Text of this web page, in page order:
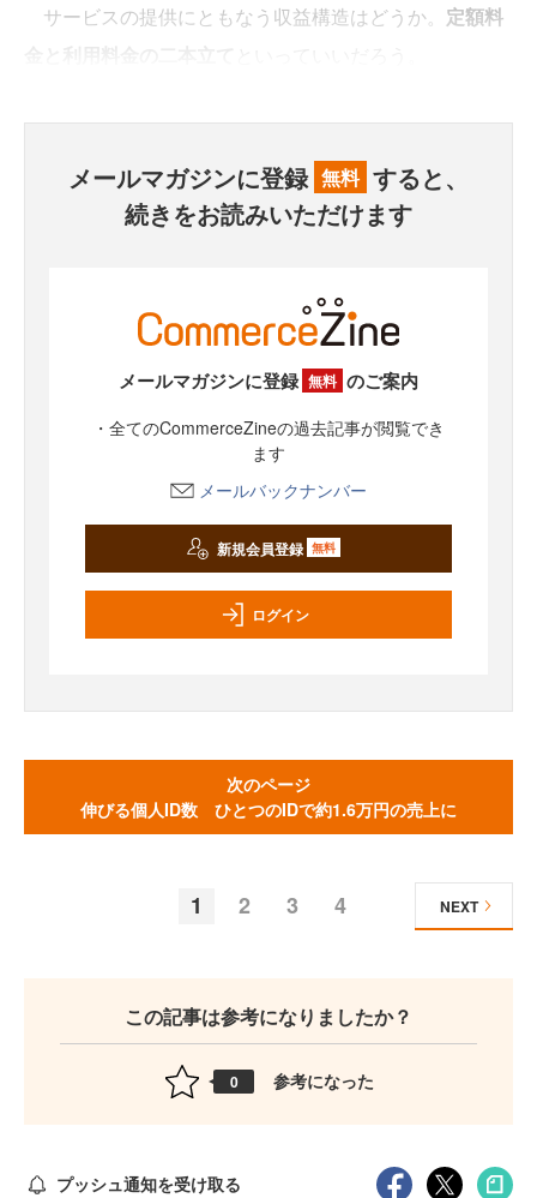
サービスの提供にともなう収益構造はどうか。 定額料
メールマガジンに登録 無料 すると、
続きをお読みいただけます
メールマガジンに登録 無料 のご案内
・全てのCommerceZineの過去記事が閲覧でき
ます
メールバックナンバー
新規会員登録 無料
ログイン
次のページ
伸びる個人ID数 ひとつのIDで約1.6万円の売上に
1 2 3 4 NEXT
この記事は参考になりましたか？
0 参考になった
プッシュ通知を受け取る